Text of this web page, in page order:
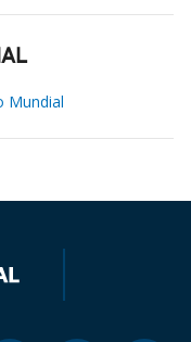
Mundial